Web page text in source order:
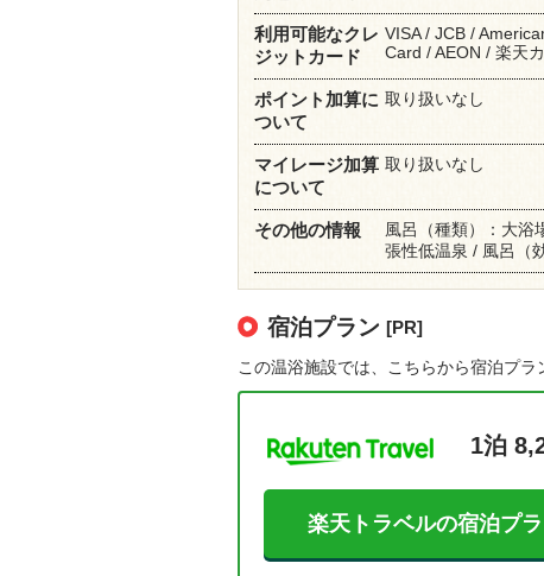
利用可能なクレ
ジットカード
VISA / JCB /
Card / AEON / 楽天
ポイント加算に
ついて
取り扱いなし
マイレージ加算
について
取り扱いなし
その他の情報
風呂（種類）：大浴
張性低温泉 / 風呂（
宿泊プラン [PR]
この温浴施設では、こちらから宿泊プラ
1泊
楽天トラベルの宿泊プ